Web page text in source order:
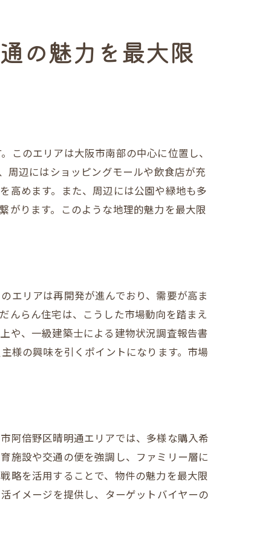
動産売却のポイント
の魅力を最大限
のエリアは大阪市南部の中心に位置し、
周辺にはショッピングモールや飲食店が充
高めます。また、周辺には公園や緑地も多
がります。このような地理的魅力を最大限
エリアは再開発が進んでおり、需要が高ま
んらん住宅は、こうした市場動向を踏まえ
や、一級建築士による建物状況調査報告書
様の興味を引くポイントになります。市場
阿倍野区晴明通エリアでは、多様な購入希
施設や交通の便を強調し、ファミリー層に
略を活用することで、物件の魅力を最大限
イメージを提供し、ターゲットバイヤーの